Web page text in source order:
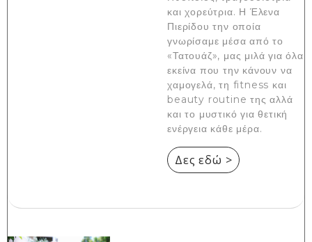
και χορεύτρια. Η Έλενα
Πιερίδου την οποία
γνωρίσαμε μέσα από το
«Τατουάζ», μας μιλά για όλα
εκείνα που την κάνουν να
χαμογελά, τη fitness και
beauty routine της αλλά
και το μυστικό για θετική
ενέργεια κάθε μέρα.
Δες εδώ >